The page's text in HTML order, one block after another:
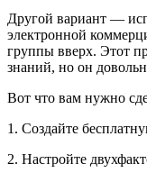
Другой вариант —
электронной
группы вверх. Этот
знаний, но он
Вот что вам нужно
1. Создайте
2. Настройте